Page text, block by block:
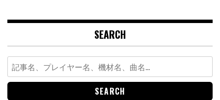
SEARCH
Search
for: